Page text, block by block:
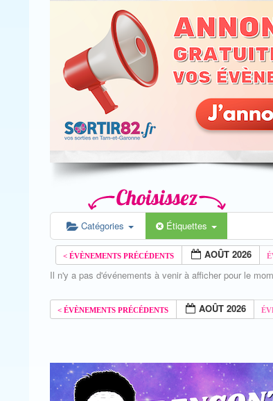
Catégories Étiquettes
AOÛT 2026
Il n'y a pas d'événements à venir à afficher pour le
AOÛT 2026